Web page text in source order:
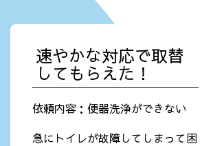
速やかな対応で取替
してもらえた！
依頼内容：便器洗浄ができない
急にトイレが故障してしまって困